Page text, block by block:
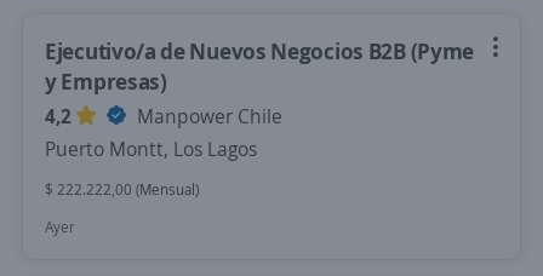
Ejecutivo/a de Nuevos Negocios B2B (Pyme
y Empresas)
4,2
Manpower Chile
Puerto Montt, Los Lagos
$ 222.222,00 (Mensual)
Ayer